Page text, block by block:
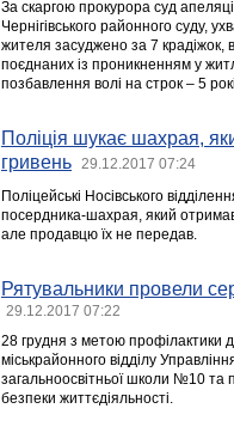
За скаргою прокурора суд
Чернігівського районного суду,
жителя засуджено за 7 крадіжок,
поєднаних із проникненням у
позбавлення волі на строк – 5
Поліція шукає шахрая,
гривень
29.12.2017 07:24
Поліцейські Носівського
посердника-шахрая, який
але продавцю їх не передав.
Рятувальники провели
29.12.2017 07:22
28 грудня з метою профілактики
міськрайонного відділу
загальноосвітньої школи №10 та
безпеки життєдіяльності.